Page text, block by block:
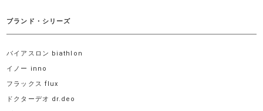
ブランド・シリーズ
バイアスロン biathlon
イノー inno
フラックス flux
ドクターデオ dr.deo